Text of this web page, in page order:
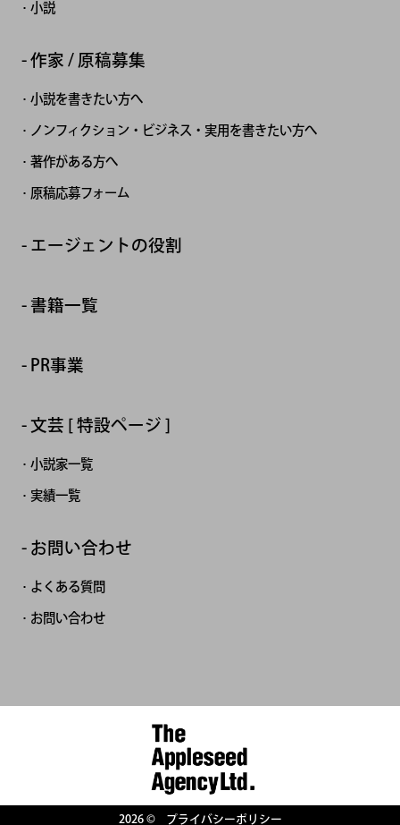
小説
作家 / 原稿募集
小説を書きたい方へ
ノンフィクション・ビジネス・実用を書きたい方へ
著作がある方へ
原稿応募フォーム
エージェントの役割
書籍一覧
PR事業
文芸 [ 特設ページ ]
小説家一覧
実績一覧
お問い合わせ
よくある質問
お問い合わせ
2026 © プライバシーポリシー